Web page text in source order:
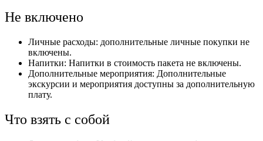
Не включено
Личные расходы: дополнительные личные покупки не
включены.
Напитки: Напитки в стоимость пакета не включены.
Дополнительные мероприятия: Дополнительные
экскурсии и мероприятия доступны за дополнительную
плату.
Что взять с собой